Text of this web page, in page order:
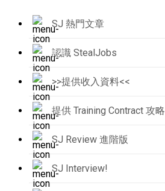
SJ 熱門文章
認識 StealJobs
>>提供收入資料<<
提供 Training Contract 攻略
SJ Review 進階版
SJ Interview!